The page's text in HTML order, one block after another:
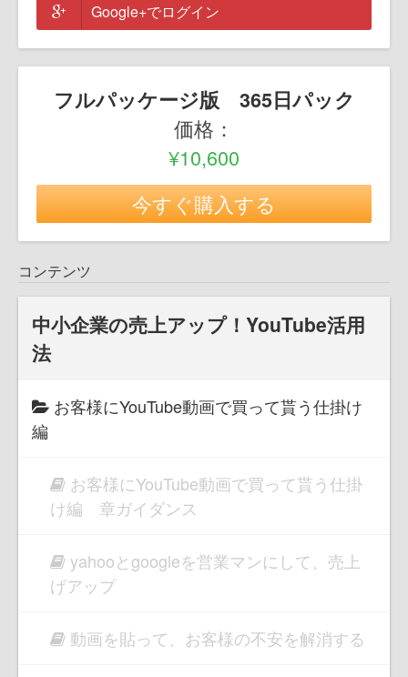
Google+でログイン
フルパッケージ版 365日パック
価格：
¥10,600
今すぐ購入する
コンテンツ
中小企業の売上アップ！YouTube活用
法
お客様にYouTube動画で買って貰う仕掛け
編
お客様にYouTube動画で買って貰う仕掛
け編 章ガイダンス
yahooとgoogleを営業マンにして、売上
げアップ
動画を貼って、お客様の不安を解消する